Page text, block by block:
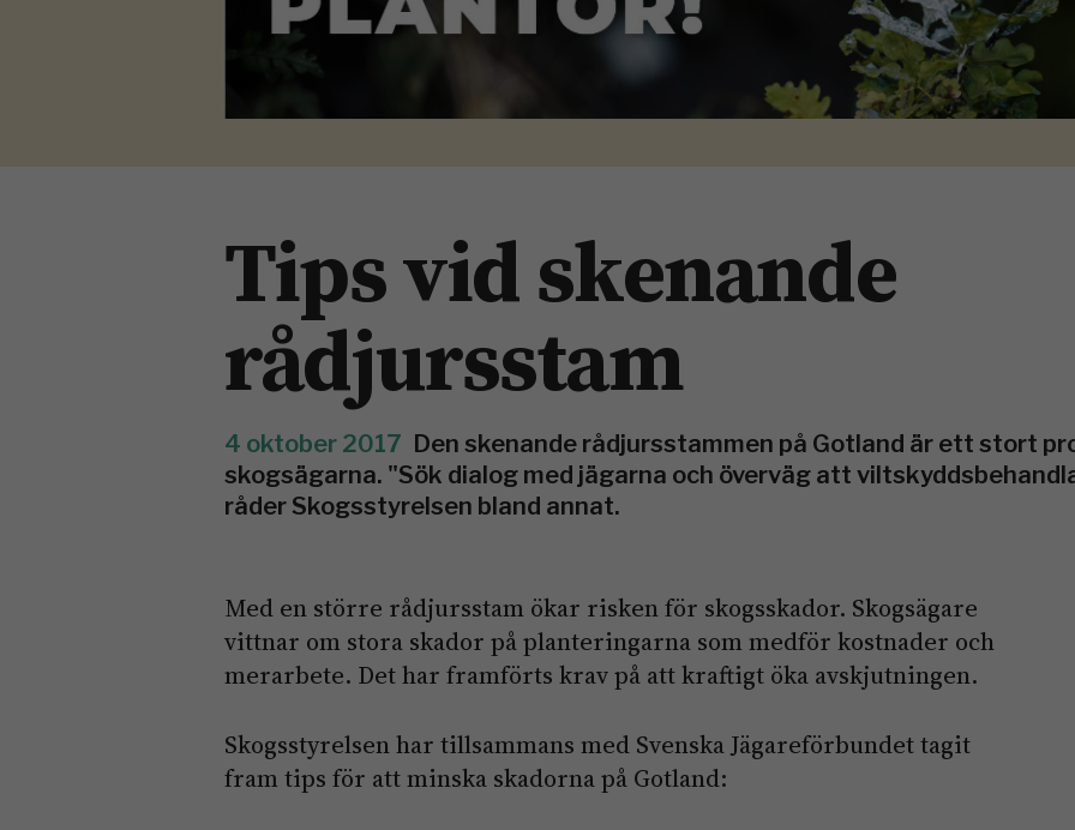
Tips vid skenande
rådjursstam
4 oktober 2017 Den skenande rådjursstammen på Gotland är ett stort
skogsägarna. "Sök dialog med jägarna och överväg att
råder Skogsstyrelsen bland annat.
Med en större rådjursstam ökar risken för skogsskador. Skogsägare
vittnar om stora skador på planteringarna som medför kostnader och
merarbete. Det har framförts krav på att kraftigt öka avskjutningen.
Skogsstyrelsen har tillsammans med Svenska Jägareförbundet tagit
fram tips för att minska skadorna på Gotland: